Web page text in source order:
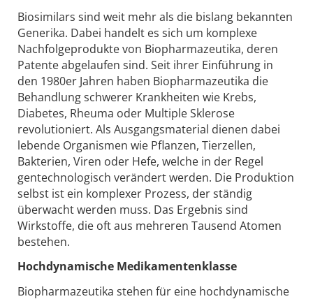
Biosimilars sind weit mehr als die bislang bekannten
Generika. Dabei handelt es sich um komplexe
Nachfolgeprodukte von Biopharmazeutika, deren
Patente abgelaufen sind. Seit ihrer Einführung in
den 1980er Jahren haben Biopharmazeutika die
Behandlung schwerer Krankheiten wie Krebs,
Diabetes, Rheuma oder Multiple Sklerose
revolutioniert. Als Ausgangsmaterial dienen dabei
lebende Organismen wie Pflanzen, Tierzellen,
Bakterien, Viren oder Hefe, welche in der Regel
gentechnologisch verändert werden. Die Produktion
selbst ist ein komplexer Prozess, der ständig
überwacht werden muss. Das Ergebnis sind
Wirkstoffe, die oft aus mehreren Tausend Atomen
bestehen.
Hochdynamische Medikamentenklasse
Biopharmazeutika stehen für eine hochdynamische